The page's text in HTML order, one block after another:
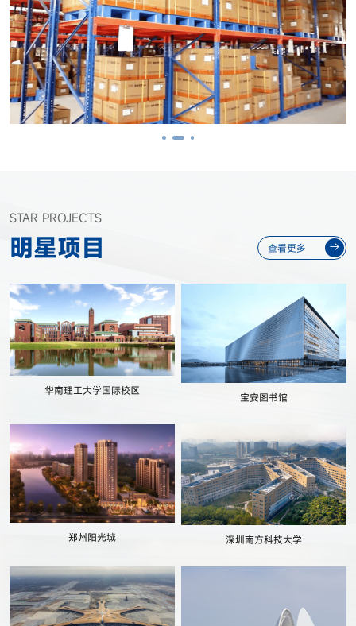
STAR PROJECTS
明星项目 查看更多
华南理工大学国际校区
宝安图书馆
郑州阳光城 深圳南方科技大学